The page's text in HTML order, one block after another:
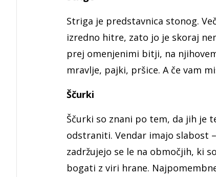
Striga je predstavnica stonog.
izredno hitre, zato jo je skoraj
prej omenjenimi bitji, na
mravlje, pajki, pršice. A če vam
Ščurki
Ščurki so znani po tem, da jih je
odstraniti. Vendar imajo slabost –
zadržujejo se le na območjih, ki so
bogati z viri hrane.